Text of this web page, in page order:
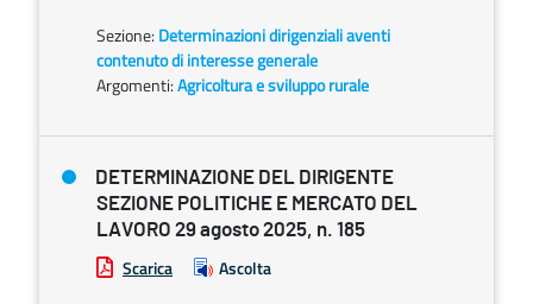
Sezione: Determinazioni dirigenziali aventi
contenuto di interesse generale
Argomenti:Agricoltura e sviluppo rurale
DETERMINAZIONE DEL DIRIGENTE
SEZIONE POLITICHE E MERCATO DEL
LAVORO 29 agosto 2025, n. 185
Scarica Ascolta